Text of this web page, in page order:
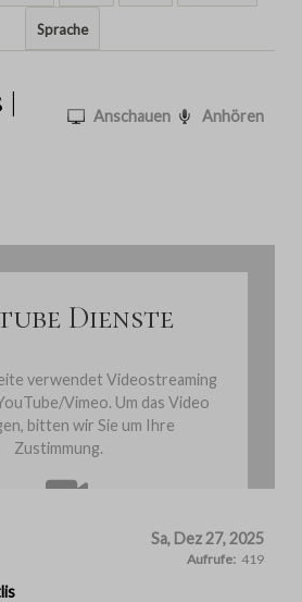
Sprache
Anschauen Anhören
Dienste
verwendet Videostreaming
Vimeo. Um das Video
bitten wir Sie um Ihre
Zustimmung.
einmalig akzeptierenSa, Dez 27, 2025
Aufrufe: 419